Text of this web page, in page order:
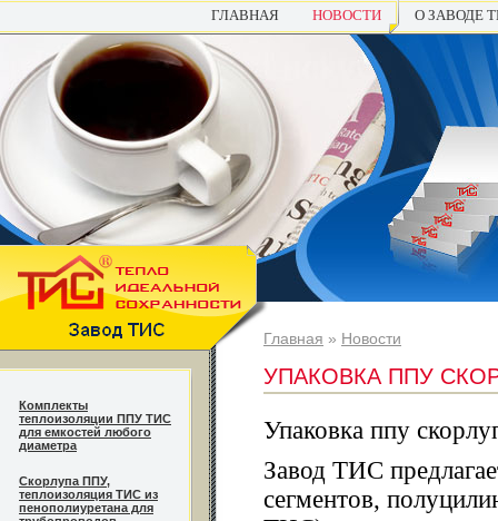
ГЛАВНАЯ НОВОСТИ О ЗАВОДЕ
Комплекты
теплоизоляции ППУ ТИС
для емкостей любого
диаметра
Cкорлупа ППУ,
теплоизоляция ТИС из
пенополиуретана для
Главная » Новости
УПАКОВКА ППУ
Упаковка ппу
Завод ТИС
сегментов,